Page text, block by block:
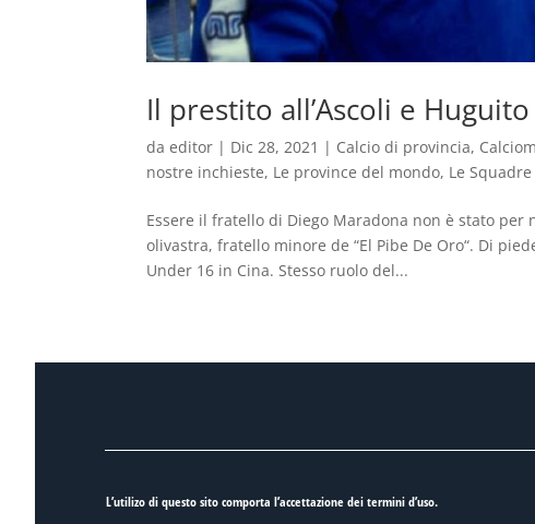
Il prestito all’Ascoli e
daeditor | Dic 28, 2021 | Calcio di provincia,
nostre inchieste, Le province del mondo, Le
Essere il fratello di Diego Maradona non è stato per
olivastra, fratello minore de “El Pibe De Oro“. Di
Under 16 in Cina. Stesso ruolo del...
L’utilizo di questo sito comporta l’accettazione deitermini d’uso.